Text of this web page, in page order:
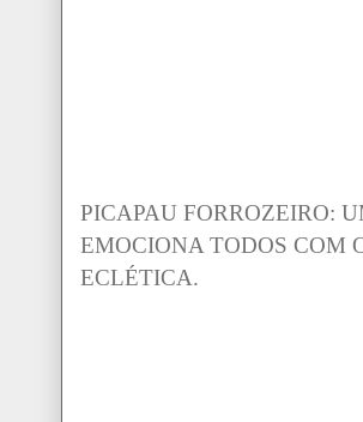
PICAPAU FORROZEIRO:
EMOCIONA TODOS COM
ECLÉTICA.